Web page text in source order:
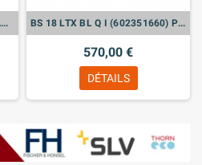
KH 5-40 (600763500) MARTEAU COMBINÉ & KHE 2444 OFFERT ! BS 18 LTX BL Q I (602351660) PERCEUSE-VISSEUSE SANS FIL
570,00 €
DÉTAILS